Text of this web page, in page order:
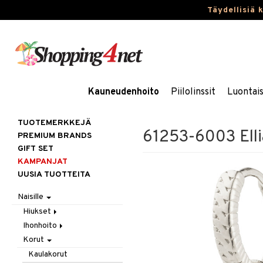
Täydellisiä
Kauneudenhoito Piilolinssit
61253-6003
TUOTEMERKKEJÄ
PREMIUM BRANDS
GIFT SET
KAMPANJAT
UUSIA TUOTTEITA
Naisille
Hiukset
Gift Set
Harjat / Kammat
Hiuskuurit
Ihonhoito
Aurinkotuotteet
Erikoistuotteet
Korut
Kaulakorut